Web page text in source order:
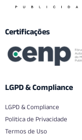
Certificações
LGPD & Compliance
LGPD & Compliance
Politica de Privacidade
Termos de Uso